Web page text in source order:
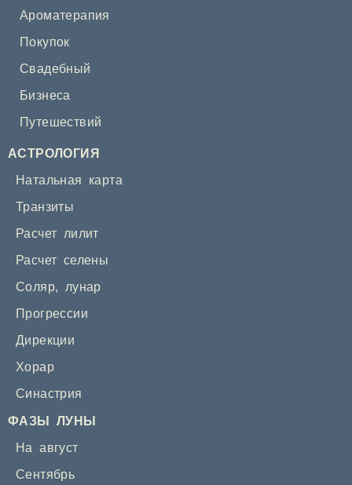
Ароматерапия
Покупок
Свадебный
Бизнеса
Путешествий
АСТРОЛОГИЯ
Натальная карта
Транзиты
Расчет лилит
Расчет селены
Соляр, лунар
Прогрессии
Дирекции
Хорар
Синастрия
ФАЗЫ ЛУНЫ
На август
Сентябрь